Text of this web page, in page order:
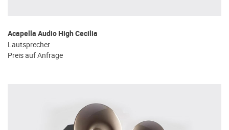
Acapella Audio High Cecilia
Lautsprecher
Preis auf Anfrage